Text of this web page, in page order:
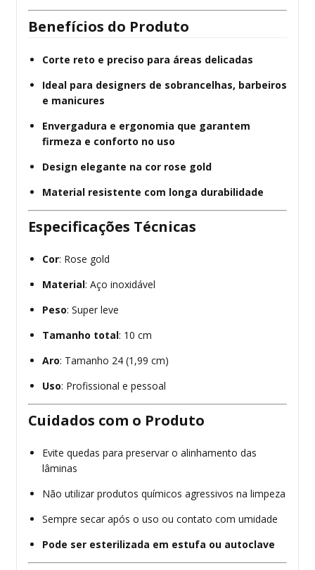
Benefícios do Produto
Corte reto e preciso para áreas delicadas
Ideal para designers de sobrancelhas, barbeiros
e manicures
Envergadura e ergonomia que garantem
firmeza e conforto no uso
Design elegante na cor rose gold
Material resistente com longa durabilidade
Especificações Técnicas
Cor: Rose gold
Material: Aço inoxidável
Peso: Super leve
Tamanho total: 10 cm
Aro: Tamanho 24 (1,99 cm)
Uso: Profissional e pessoal
Cuidados com o Produto
Evite quedas para preservar o alinhamento das
lâminas
Não utilizar produtos químicos agressivos na limpeza
Sempre secar após o uso ou contato com umidade
Pode ser esterilizada em estufa ou autoclave